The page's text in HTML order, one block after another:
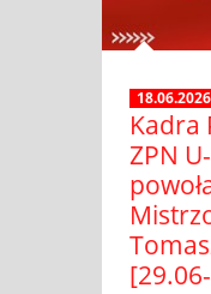
18.06.2026
Kadra
ZPN